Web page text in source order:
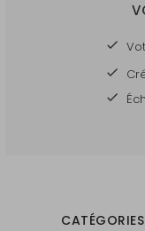
CATÉGORIES